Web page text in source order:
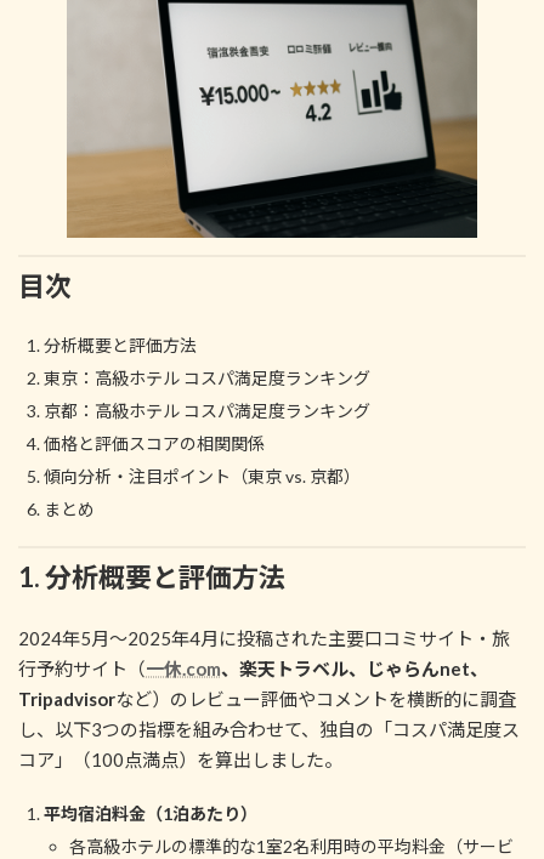
目次
分析概要と評価方法
東京：高級ホテル コスパ満足度ランキング
京都：高級ホテル コスパ満足度ランキング
価格と評価スコアの相関関係
傾向分析・注目ポイント（東京 vs. 京都）
まとめ
1. 分析概要と評価方法
2024年5月～2025年4月に投稿された主要口コミサイト・旅
行予約サイト（一休.com、楽天トラベル、じゃらんnet、
Tripadvisorなど）のレビュー評価やコメントを横断的に調査
し、以下3つの指標を組み合わせて、独自の「コスパ満足度ス
コア」（100点満点）を算出しました。
平均宿泊料金（1泊あたり）
各高級ホテルの標準的な1室2名利用時の平均料金（サービ